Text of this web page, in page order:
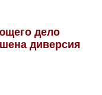
дело
диверсия